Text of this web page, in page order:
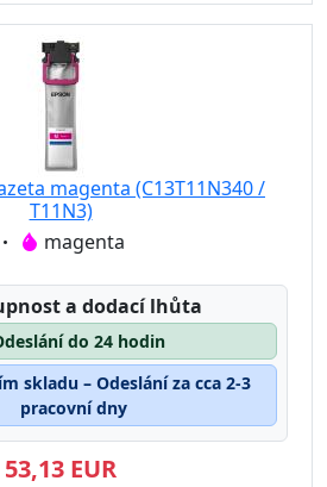
magenta (C13T11N340 /
T11N3)
Eigenschaft:
magenta
a dodací lhůta
do 24 hodin
skladu – Odeslání za cca 2-3
pracovní dny
53,13 EUR